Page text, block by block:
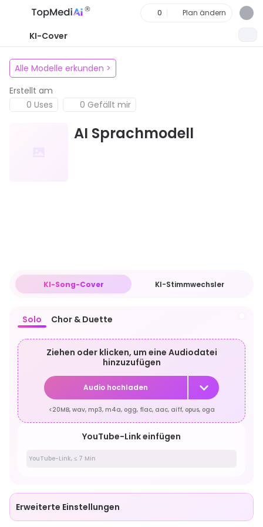
KI-Cover
0 Plan ändern
Alle Modelle erkunden >
Erstellt am
0 Uses
0 Gefällt mir
AI Sprachmodell
KI-Song-Cover KI-Stimmwechsler
Solo Chor & Duette
Ziehen oder klicken, um eine Audiodatei
hinzuzufügen
Audio hochladen
<20MB, wav, mp3, m4a, ogg, flac, aac, aiff, opus, oga
YouTube-Link einfügen
Erweiterte Einstellungen